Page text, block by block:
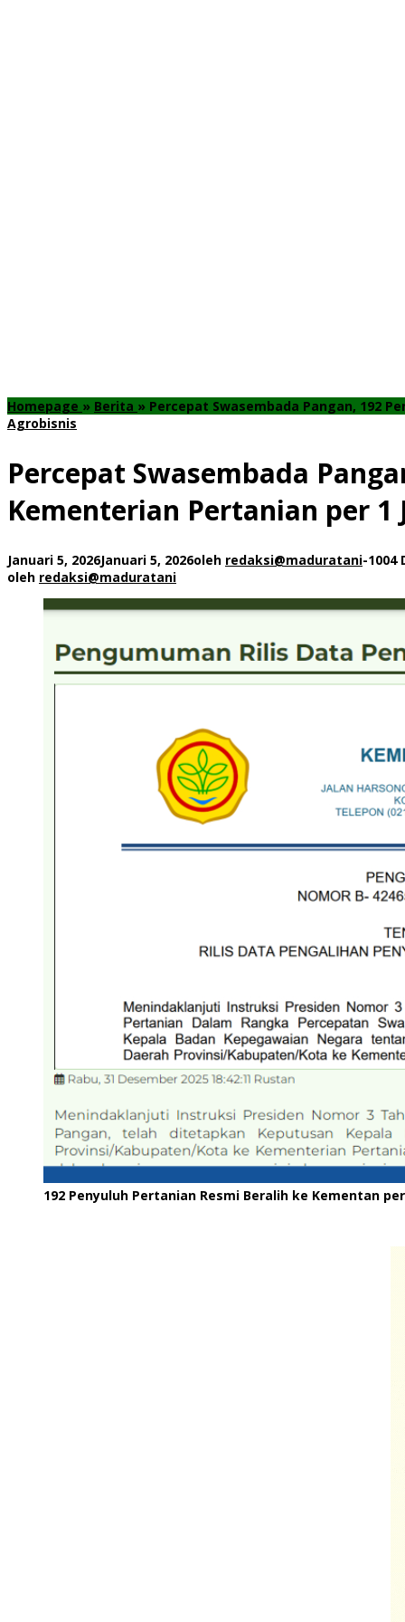
Homepage » Berita » Percepat Swasembada Pangan, 192
Agrobisnis
Percepat Swasembada
Kementerian Pertanian per 1
Januari 5, 2026Januari 5, 2026oleh redaksi@maduratani-1004
oleh redaksi@maduratani
192 Penyuluh Pertanian Resmi Beralih ke Kementan